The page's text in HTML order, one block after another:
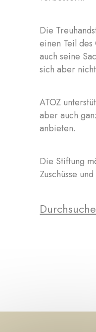
Die
einen Teil
auch seine
sich aber
ATOZ
aber auch
anbieten.
Die Stiftung
Zuschüsse